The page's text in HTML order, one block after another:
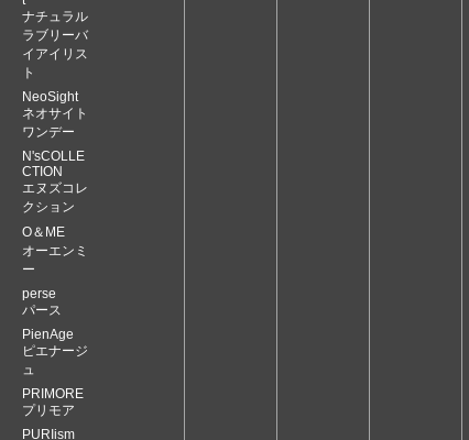
ナチュラル
ラブリーバ
イアイリス
ト
NeoSight
ネオサイト
ワンデー
N'sCOLLE
CTION
エヌズコレ
クション
O＆ME
オーエンミ
ー
perse
パース
PienAge
ピエナージ
ュ
PRIMORE
プリモア
PURIism